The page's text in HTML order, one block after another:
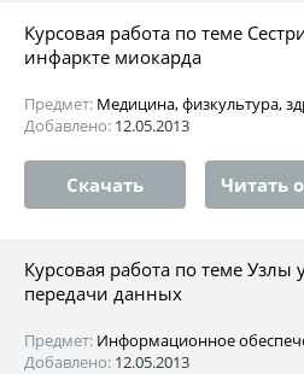
Курсовая работа по теме
инфаркте миокарда
Предмет: Медицина, физкультура,
Добавлено: 12.05.2013
Скачать Читать
Курсовая работа по теме Узлы
передачи данных
Предмет: Информационное
Добавлено: 12.05.2013